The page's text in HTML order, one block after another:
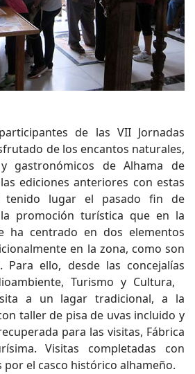
de las VII Jornadas
de los encantos naturales,
gastronómicos de Alhama de
ediciones anteriores con estas
tenido lugar el pasado fin de
promoción turística que en la
ha centrado en dos elementos
en la zona, como son
ello, desde las concejalías
Turismo y Cultura,
a un lagar tradicional, a la
taller de pisa de uvas incluido y
para las visitas, Fábrica
Visitas completadas con
el casco histórico alhameño.